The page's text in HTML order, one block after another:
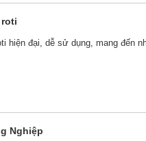
hiện đại, dễ sử dụng, mang đến
Nghiệp